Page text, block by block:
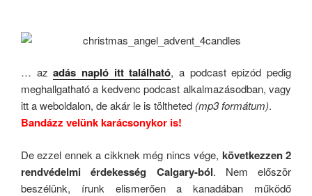
… azadás napló itt található, a podcast epizód pedig
meghallgatható a kedvenc podcast alkalmazásodban, vagy
itt a weboldalon, de akár le is töltheted (mp3 formátum).
Bandázz velünk karácsonykor is!
De ezzel ennek a cikknek még nincs vége, következzen 2
rendvédelmi érdekesség Calgary-ból. Nem először
beszélünk, írunk elismerően a kanadában működő